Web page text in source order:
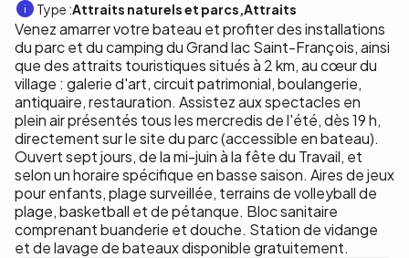
Type :Attraits naturels et parcs Attraits
Venez amarrer votre bateau et profiter des installations
du parc et du camping du Grand lac Saint-François, ainsi
que des attraits touristiques situés à 2 km, au cœur du
village : galerie d'art, circuit patrimonial, boulangerie,
antiquaire, restauration. Assistez aux spectacles en
plein air présentés tous les mercredis de l'été, dès 19 h,
directement sur le site du parc (accessible en bateau).
Ouvert sept jours, de la mi-juin à la fête du Travail, et
selon un horaire spécifique en basse saison. Aires de jeux
pour enfants, plage surveillée, terrains de volleyball de
plage, basketball et de pétanque. Bloc sanitaire
comprenant buanderie et douche. Station de vidange
et de lavage de bateaux disponible gratuitement.